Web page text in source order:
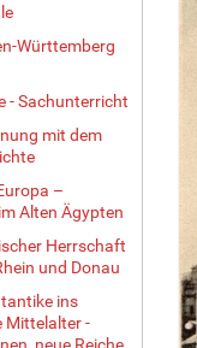
Württemberg
- Sachunterricht
mit dem
–
Alten Ägypten
Herrschaft
und Donau
ins
Mittelalter -
neue Reiche